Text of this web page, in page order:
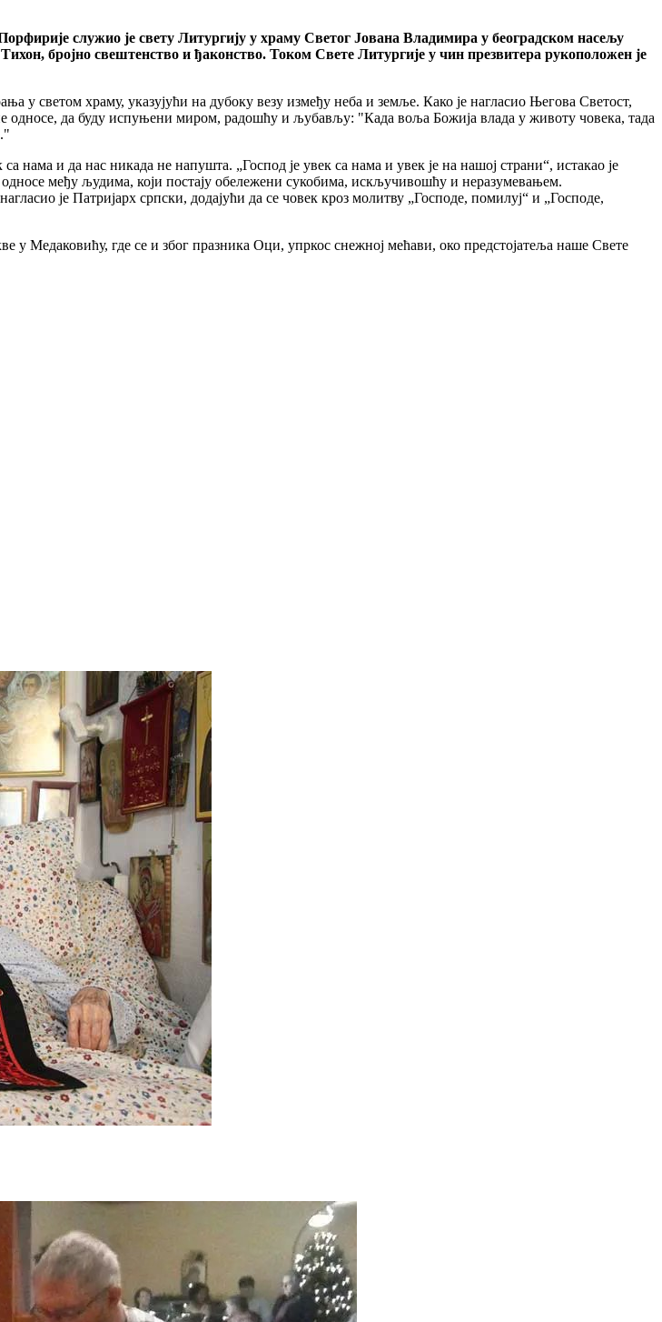
служио је свету Литургију у храму Светог Јована Владимира у београдском насељу
бројно свештенство и ђаконство. Током Свете Литургије у чин презвитера рукоположен је
у светом храму, указујући на дубоку везу између неба и земље. Како је нагласио Његова Светост,
односе, да буду испуњени миром, радошћу и љубављу: "Када воља Божија влада у животу човека, тада
нама и да нас никада не напушта. „Господ је увек са нама и увек је на нашој страни“, истакао је
међу људима, који постају обележени сукобима, искључивошћу и неразумевањем.
је Патријарх српски, додајући да се човек кроз молитву „Господе, помилуј“ и „Господе,
у Медаковићу, где се и због празника Оци, упркос снежној мећави, око предстојатеља наше Свете